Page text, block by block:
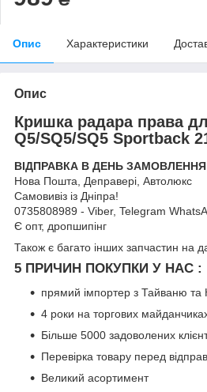
Опис Характеристики
Опис
Кришка радара права
Q5/SQ5/SQ5 Sportback
ВІДПРАВКА В ДЕНЬ
Нова Пошта, Деправері, Автолюкс
Самовивіз із Дніпра!
0735808989 - Viber, Telegram
Є опт, дропшипінг
Також є багато інших запчастин на
5 ПРИЧИН ПОКУПКИ У НАС :
прямий імпортер з Тайваню та
4 роки на торгових
Більше 5000 задоволених
Перевірка товару перед
Великий асортимент